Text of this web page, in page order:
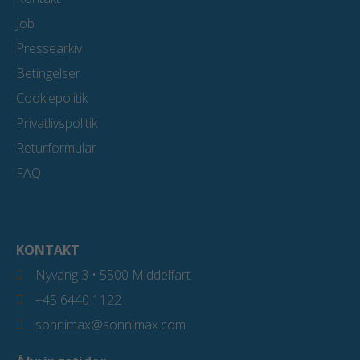
Job
Pressearkiv
Betingelser
Cookiepolitik
Privatlivspolitik
Returformular
FAQ
KONTAKT
Nyvang 3 • 5500 Middelfart
+45 6440 1122
sonnimax@sonnimax.com